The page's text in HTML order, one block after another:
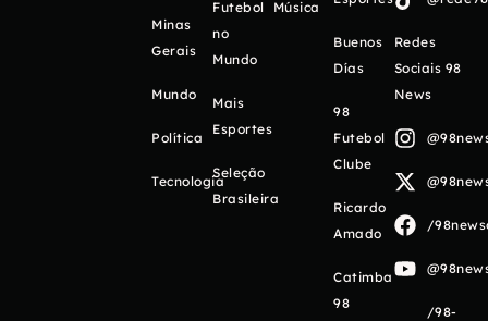
Minas
Gerais
Mundo
Política
Tecnologia
Futebol
no
Mundo
Mais
Esportes
Seleção
Brasileira
Música
Buenos
Días
98
Futebol
Clube
Ricardo
Amado
Catimba
98
Redes
Sociais 98
News
/
/98-